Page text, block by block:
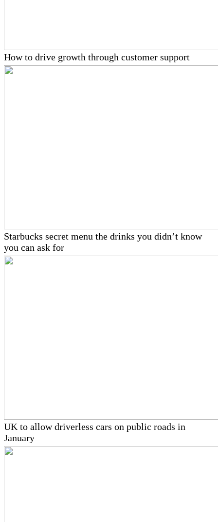
How to drive growth through customer support
Starbucks secret menu the drinks you didn’t know
you can ask for
UK to allow driverless cars on public roads in
January